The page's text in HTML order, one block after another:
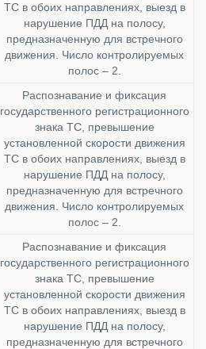
ТС в обоих направлениях, выезд в
нарушение ПДД на полосу,
предназначенную для встречного
движения. Число контролируемых
полос – 2.
Распознавание и фиксация
государственного регистрационного
знака ТС, превышение
установленной скорости движения
ТС в обоих направлениях, выезд в
нарушение ПДД на полосу,
предназначенную для встречного
движения. Число контролируемых
полос – 2.
Распознавание и фиксация
государственного регистрационного
знака ТС, превышение
установленной скорости движения
ТС в обоих направлениях, выезд в
нарушение ПДД на полосу,
предназначенную для встречного